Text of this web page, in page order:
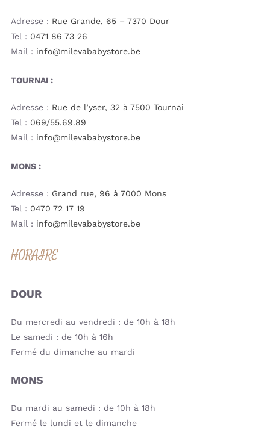
Adresse : Rue Grande, 65 – 7370 Dour
Tel : 0471 86 73 26
Mail : info@milevababystore.be
TOURNAI :
Adresse : Rue de l’yser, 32 à 7500 Tournai
Tel : 069/55.69.89
Mail : info@milevababystore.be
MONS :
Adresse : Grand rue, 96 à 7000 Mons
Tel : 0470 72 17 19
Mail : info@milevababystore.be
HORAIRE
DOUR
Du mercredi au vendredi : de 10h à 18h
Le samedi : de 10h à 16h
Fermé du dimanche au mardi
MONS
Du mardi au samedi : de 10h à 18h
Fermé le lundi et le dimanche